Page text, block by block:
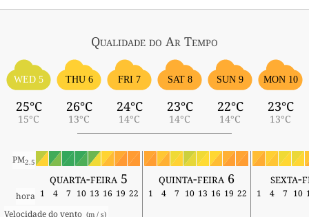
Qualidade do Ar Tempo
WED 5
25°C
15°C
THU 6
26°C
13°C
FRI 7
24°C
14°C
SAT 8
23°C
14°C
SUN 9
22°C
14°C
MON 10
23°C
13°C
PM2.5
quarta-feira 5 quinta-feira 6 sexta-
hora 1 4 7 10 13 16 19 22 1 4 7 10 13 16 19 22 1 4 7 10
Velocidade do vento (m / s)